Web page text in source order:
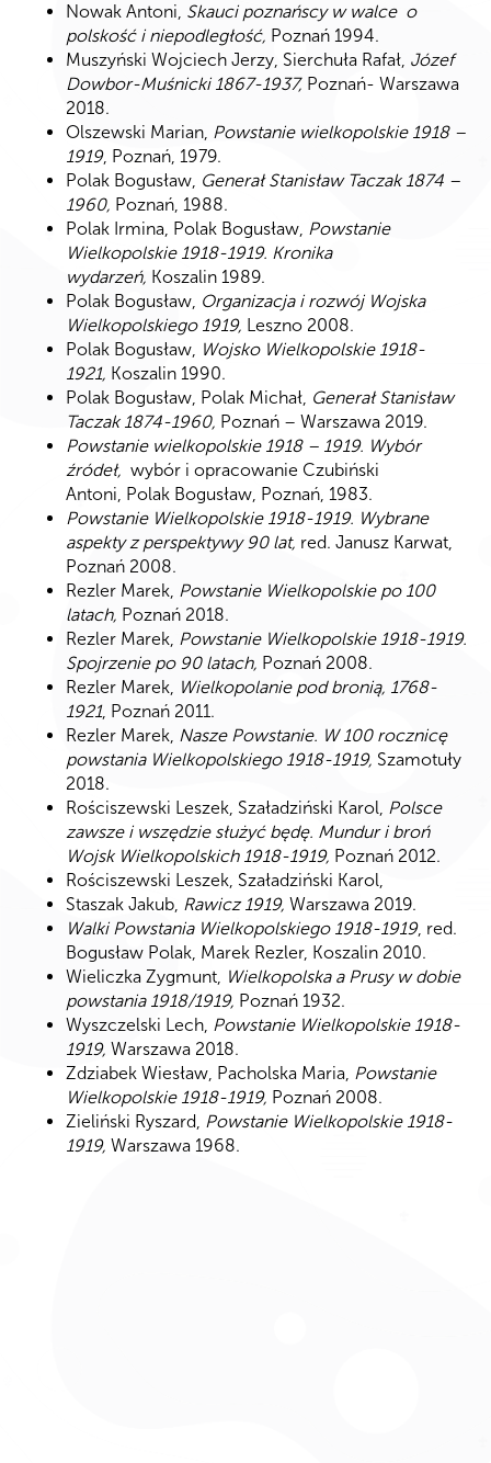
Nowak Antoni, Skauci poznańscy w walce o
polskość i niepodległość, Poznań 1994.
Muszyński Wojciech Jerzy, Sierchuła Rafał, Józef
Dowbor-Muśnicki 1867-1937, Poznań- Warszawa
2018.
Olszewski Marian, Powstanie wielkopolskie 1918 –
1919, Poznań, 1979.
Polak Bogusław, Generał Stanisław Taczak 1874 –
1960, Poznań, 1988.
Polak Irmina, Polak Bogusław, Powstanie
Wielkopolskie 1918-1919. Kronika
wydarzeń, Koszalin 1989.
Polak Bogusław, Organizacja i rozwój Wojska
Wielkopolskiego 1919, Leszno 2008.
Polak Bogusław, Wojsko Wielkopolskie 1918-
1921, Koszalin 1990.
Polak Bogusław, Polak Michał, Generał Stanisław
Taczak 1874-1960, Poznań – Warszawa 2019.
Powstanie wielkopolskie 1918 – 1919. Wybór
źródeł, wybór i opracowanie Czubiński
Antoni, Polak Bogusław, Poznań, 1983.
Powstanie Wielkopolskie 1918-1919. Wybrane
aspekty z perspektywy 90 lat, red. Janusz Karwat,
Poznań 2008.
Rezler Marek, Powstanie Wielkopolskie po 100
latach, Poznań 2018.
Rezler Marek, Powstanie Wielkopolskie 1918-1919.
Spojrzenie po 90 latach, Poznań 2008.
Rezler Marek, Wielkopolanie pod bronią, 1768-
1921, Poznań 2011.
Rezler Marek, Nasze Powstanie. W 100 rocznicę
powstania Wielkopolskiego 1918-1919, Szamotuły
2018.
Rościszewski Leszek, Szaładziński Karol, Polsce
zawsze i wszędzie służyć będę. Mundur i broń
Wojsk Wielkopolskich 1918-1919, Poznań 2012.
Rościszewski Leszek, Szaładziński Karol,
Staszak Jakub, Rawicz 1919, Warszawa 2019.
Walki Powstania Wielkopolskiego 1918-1919, red.
Bogusław Polak, Marek Rezler, Koszalin 2010.
Wieliczka Zygmunt, Wielkopolska a Prusy w dobie
powstania 1918/1919, Poznań 1932.
Wyszczelski Lech, Powstanie Wielkopolskie 1918-
1919, Warszawa 2018.
Zdziabek Wiesław, Pacholska Maria, Powstanie
Wielkopolskie 1918-1919, Poznań 2008.
Zieliński Ryszard, Powstanie Wielkopolskie 1918-
1919, Warszawa 1968.